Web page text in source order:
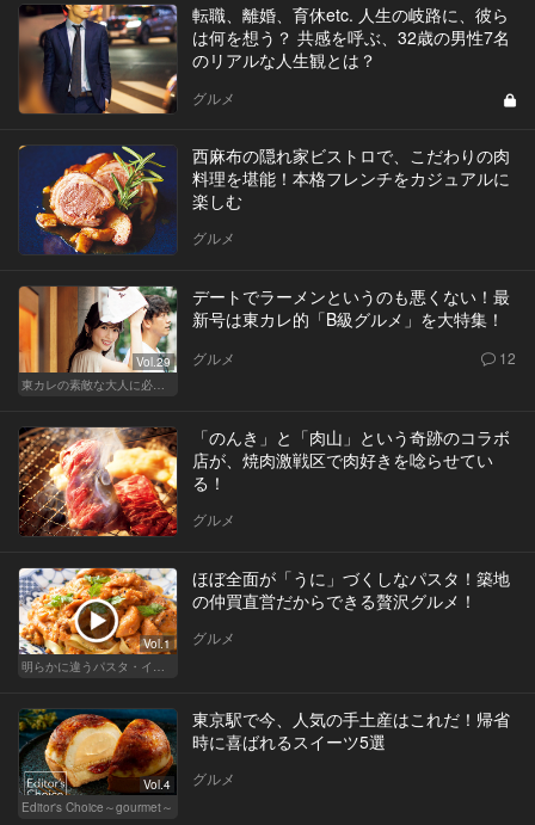
転職、離婚、育休etc. 人生の岐路に、彼ら
は何を想う？ 共感を呼ぶ、32歳の男性7名
のリアルな人生観とは？
グルメ
西麻布の隠れ家ビストロで、こだわりの肉
料理を堪能！本格フレンチをカジュアルに
楽しむ
グルメ
Vol.29
東カレの素敵な大人に必要なこと
デートでラーメンというのも悪くない！最
新号は東カレ的「B級グルメ」を大特集！
グルメ 12
「のんき」と「肉山」という奇跡のコラボ
店が、焼肉激戦区で肉好きを唸らせてい
る！
グルメ
Vol.1
明らかに違うパスタ・イタリアン
ほぼ全面が「うに」づくしなパスタ！築地
の仲買直営だからできる贅沢グルメ！
グルメ
Vol.4
Editor's Choice～gourmet～
東京駅で今、人気の手土産はこれだ！帰省
時に喜ばれるスイーツ5選
グルメ